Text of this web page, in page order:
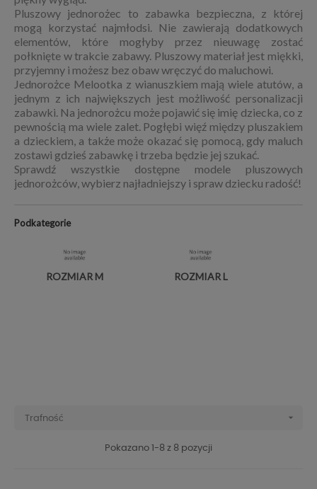
Pluszowy jednorożec to zabawka bezpieczna, z której
mogą korzystać najmłodsi. Nie zawierają dodatkowych
elementów, które mogłyby przez nieuwagę zostać
połknięte w trakcie zabawy. Pluszowy materiał jest miękki,
przyjemny i możesz bez obaw wręczyć do maluchowi.
Jednorożce Melootka z wianuszkiem mają wiele atutów, a
jednym z ich największych jest możliwość personalizacji
zabawki. Na jednorożcu może pojawić się imię dziecka, co z
pewnością ma wiele zalet. Pogłębi więź między pluszakiem
a dzieckiem, a także może okazać się pomocą, gdy maluch
zostawi gdzieś zabawkę i trzeba będzie jej szukać.
Sprawdź wszystkie dostępne modele pluszowych
jednorożców, wybierz najładniejszy i spraw dziecku radość!
Podkategorie
ROZMIAR M ROZMIAR L
Trafność 
Pokazano 1-8 z 8 pozycji